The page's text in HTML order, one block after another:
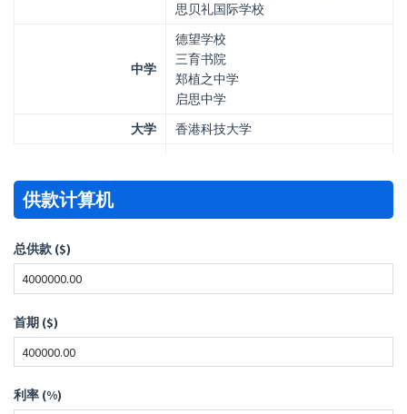
思贝礼国际学校
中学
德望学校
三育书院
郑植之中学
启思中学
大学
香港科技大学
供款计算机
总供款 ($)
首期 ($)
利率 (%)